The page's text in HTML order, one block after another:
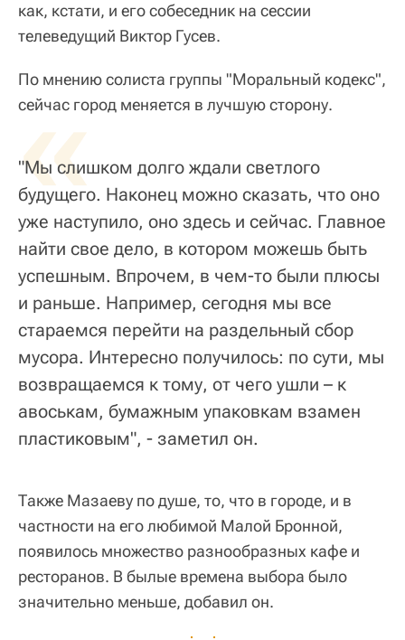
как, кстати, и его собеседник на сессии
телеведущий Виктор Гусев.
По мнению солиста группы "Моральный кодекс",
сейчас город меняется в лучшую сторону.
«
"Мы слишком долго ждали светлого
будущего. Наконец можно сказать, что оно
уже наступило, оно здесь и сейчас. Главное
найти свое дело, в котором можешь быть
успешным. Впрочем, в чем-то были плюсы
и раньше. Например, сегодня мы все
стараемся перейти на раздельный сбор
мусора. Интересно получилось: по сути, мы
возвращаемся к тому, от чего ушли – к
авоськам, бумажным упаковкам взамен
пластиковым", - заметил он.
Также Мазаеву по душе, то, что в городе, и в
частности на его любимой Малой Бронной,
появилось множество разнообразных кафе и
ресторанов. В былые времена выбора было
значительно меньше, добавил он.